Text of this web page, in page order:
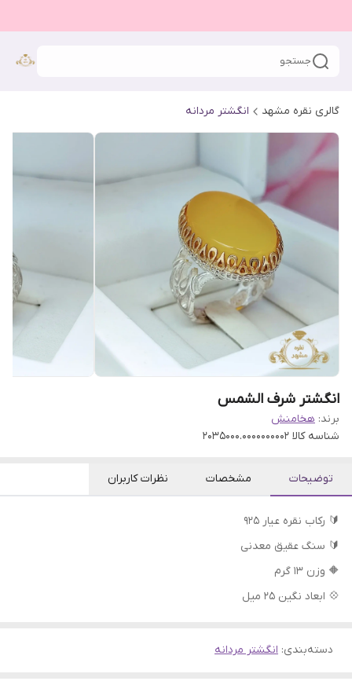
جستجو
گالری نقره مشهد انگشتر مردانه
انگشتر شرف الشمس
برند: هخامنش
شناسه کالا 2035000.0000000002
توضیحات مشخصات نظرات کاربران
🔰 رکاب نقره عیار ۹۲۵
🔰 سنگ عقیق معدنی
🔶 وزن 13 گرم
💠 ابعاد نگین 25 میل
دسته‌بندی: انگشتر مردانه